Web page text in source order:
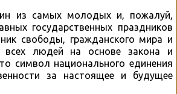
из самых молодых и, пожалуй,
государственных праздников
свободы, гражданского мира и
всех людей на основе закона и
символ национального единения
за настоящее и будущее